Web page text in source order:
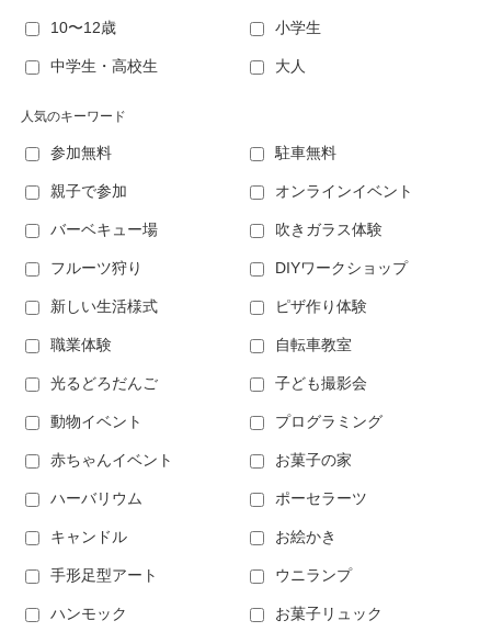
10〜12歳 小学生
中学生・高校生 大人
人気のキーワード
参加無料 駐車無料
親子で参加 オンラインイベント
バーベキュー場 吹きガラス体験
フルーツ狩り DIYワークショップ
新しい生活様式 ピザ作り体験
職業体験 自転車教室
光るどろだんご 子ども撮影会
動物イベント プログラミング
赤ちゃんイベント お菓子の家
ハーバリウム ポーセラーツ
キャンドル お絵かき
手形足型アート ウニランプ
ハンモック お菓子リュック